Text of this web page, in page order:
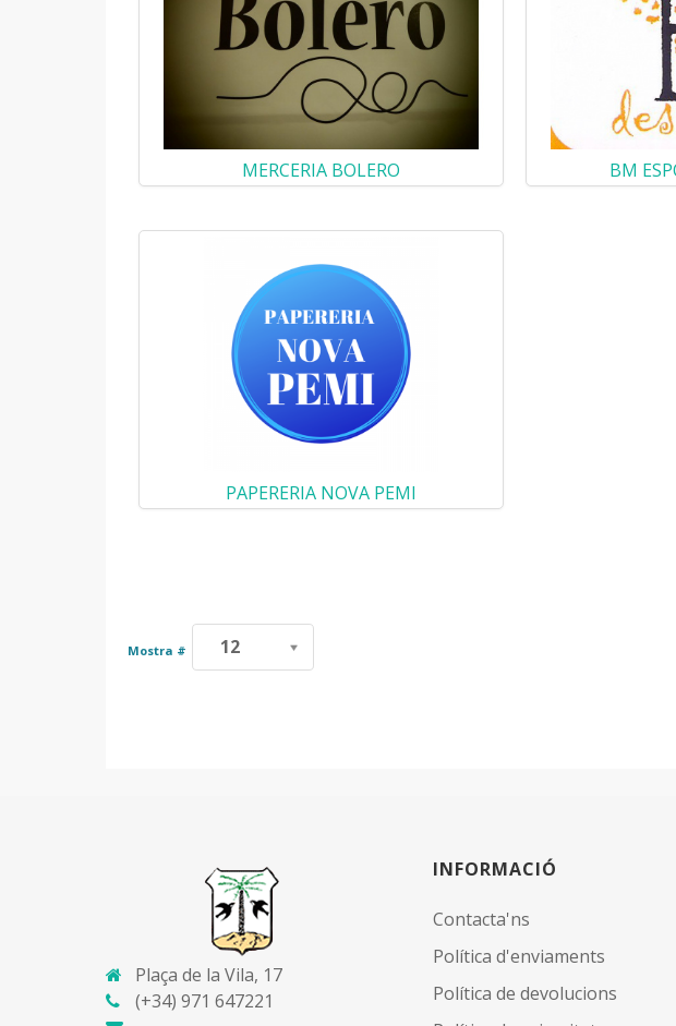
MERCERIA BOLERO BM
PAPERERIA NOVA PEMI
Mostra # 12
Plaça de la Vila, 17
(+34) 971 647221
INFORMACIÓ
Contacta'ns
Política d'enviaments
Política de devolucions